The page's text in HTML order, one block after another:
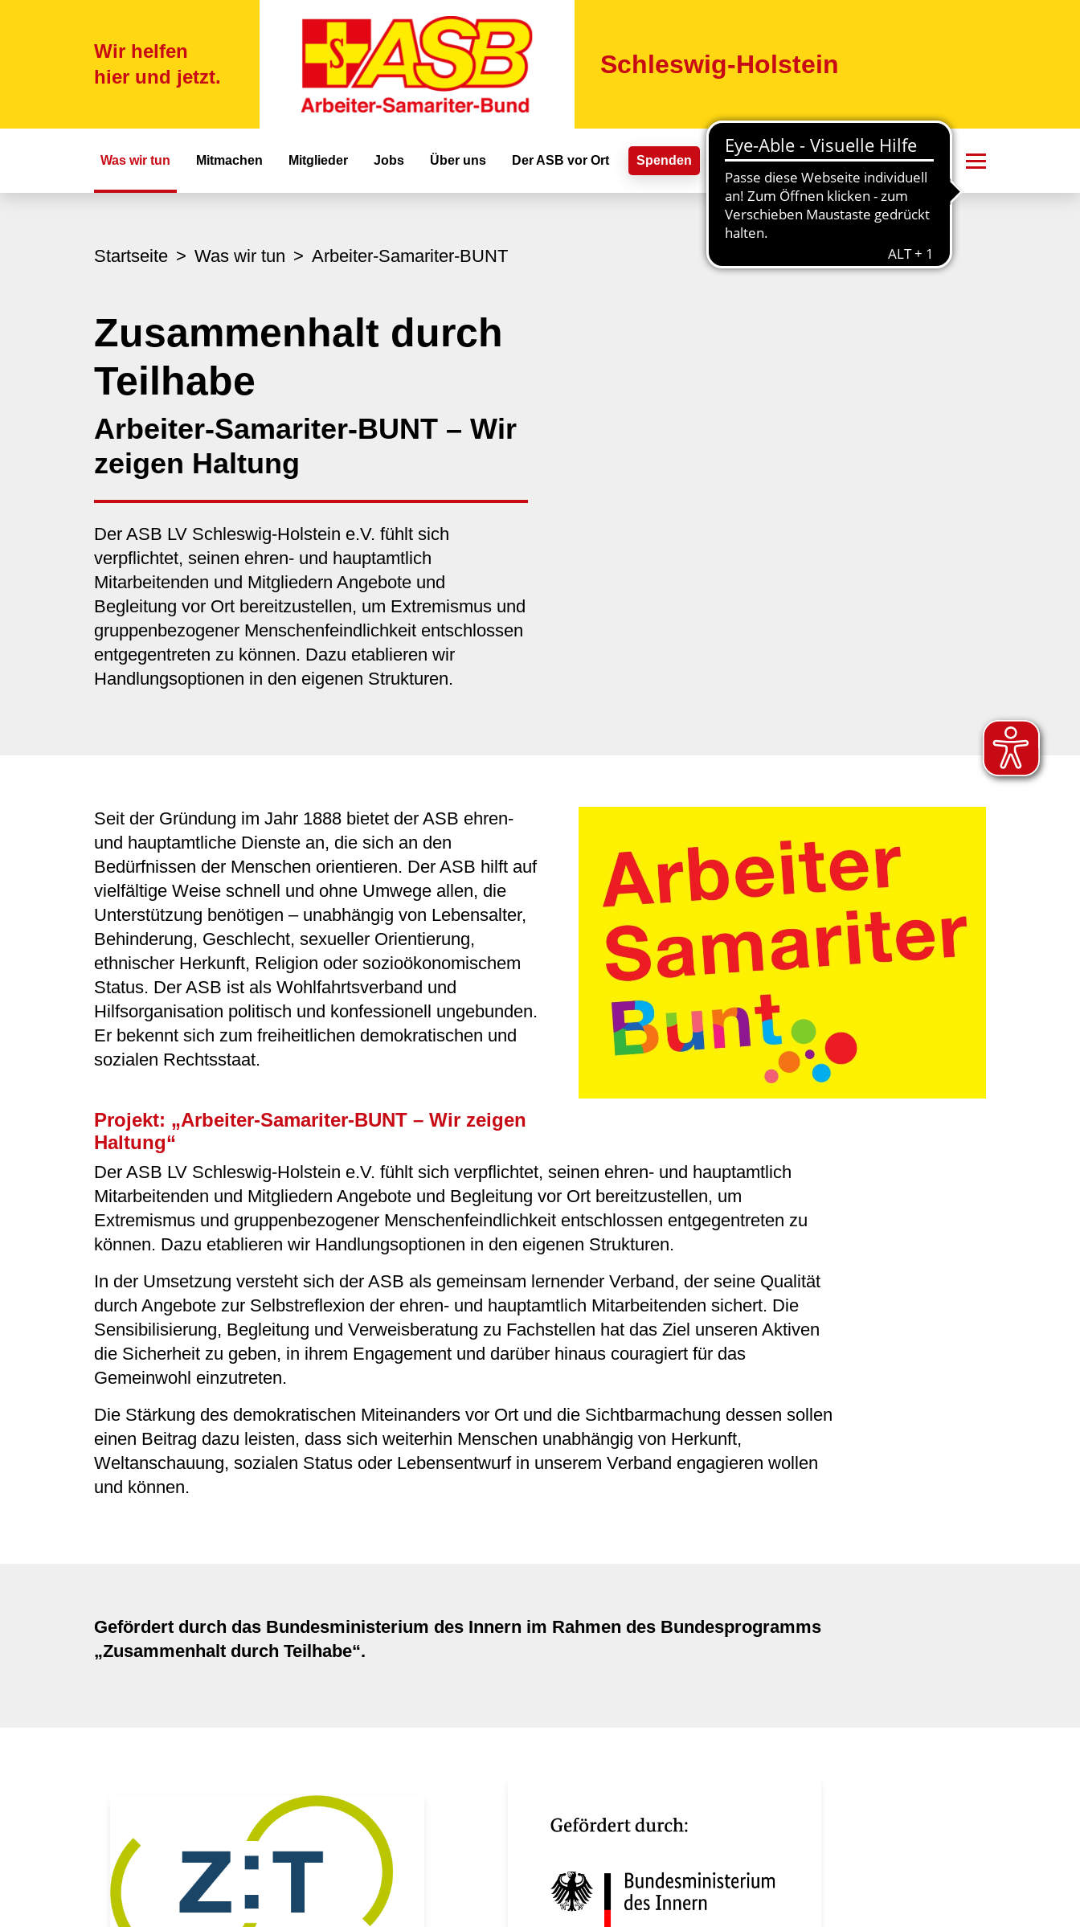
Wir helfen
hier und jetzt.
Schleswig-Holstein
Hauptnavigation
Was wir tun Mitmachen Mitglieder Jobs Über uns Der ASB vor Ort Spenden
Startseite Was wir tun Arbeiter-Samariter-BUNT
Zusammenhalt durch
Teilhabe
Arbeiter-Samariter-BUNT – Wir
zeigen Haltung
Der ASB LV Schleswig-Holstein e.V. fühlt sich
verpflichtet, seinen ehren- und hauptamtlich
Mitarbeitenden und Mitgliedern Angebote und
Begleitung vor Ort bereitzustellen, um Extremismus und
gruppenbezogener Menschenfeindlichkeit entschlossen
entgegentreten zu können. Dazu etablieren wir
Handlungsoptionen in den eigenen Strukturen.
Seit der Gründung im Jahr 1888 bietet der ASB ehren-
und hauptamtliche Dienste an, die sich an den
Bedürfnissen der Menschen orientieren. Der ASB hilft auf
vielfältige Weise schnell und ohne Umwege allen, die
Unterstützung benötigen – unabhängig von Lebensalter,
Behinderung, Geschlecht, sexueller Orientierung,
ethnischer Herkunft, Religion oder sozioökonomischem
Status. Der ASB ist als Wohlfahrtsverband und
Hilfsorganisation politisch und konfessionell ungebunden.
Er bekennt sich zum freiheitlichen demokratischen und
sozialen Rechtsstaat.
Projekt: „Arbeiter-Samariter-BUNT – Wir zeigen
Haltung“
Der ASB LV Schleswig-Holstein e.V. fühlt sich verpflichtet, seinen ehren- und hauptamtlich
Mitarbeitenden und Mitgliedern Angebote und Begleitung vor Ort bereitzustellen, um
Extremismus und gruppenbezogener Menschenfeindlichkeit entschlossen entgegentreten zu
können. Dazu etablieren wir Handlungsoptionen in den eigenen Strukturen.
In der Umsetzung versteht sich der ASB als gemeinsam lernender Verband, der seine Qualität
durch Angebote zur Selbstreflexion der ehren- und hauptamtlich Mitarbeitenden sichert. Die
Sensibilisierung, Begleitung und Verweisberatung zu Fachstellen hat das Ziel unseren Aktiven
die Sicherheit zu geben, in ihrem Engagement und darüber hinaus couragiert für das
Gemeinwohl einzutreten.
Die Stärkung des demokratischen Miteinanders vor Ort und die Sichtbarmachung dessen sollen
einen Beitrag dazu leisten, dass sich weiterhin Menschen unabhängig von Herkunft,
Weltanschauung, sozialen Status oder Lebensentwurf in unserem Verband engagieren wollen
und können.
Gefördert durch das Bundesministerium des Innern im Rahmen des Bundesprogramms
„Zusammenhalt durch Teilhabe“.